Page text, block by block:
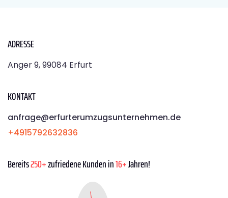
ADRESSE
Anger 9, 99084 Erfurt
KONTAKT
anfrage@erfurterumzugsunternehmen.de
+4915792632836
Bereits250+zufriedene Kunden in16+Jahren!